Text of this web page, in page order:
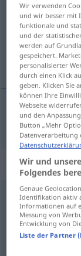
Übersicht
(Für mehr Details
warum,
warum,weshalb
nedensubst
Übersicht
(Für mehr Details
Wir verwenden
und wir besser mit
funktionale und
und der
werden auf
gespeichert.
personalisierter
durch einen Klick
geben. Klicken Sie
können Ihre
Webseite
und den
Button „Mehr
Datenverarbeitung
Wir und
Folgendes
Genaue
Identifikation aktiv
Informationen auf
Messung von
Entwicklung von
Liste der Partner